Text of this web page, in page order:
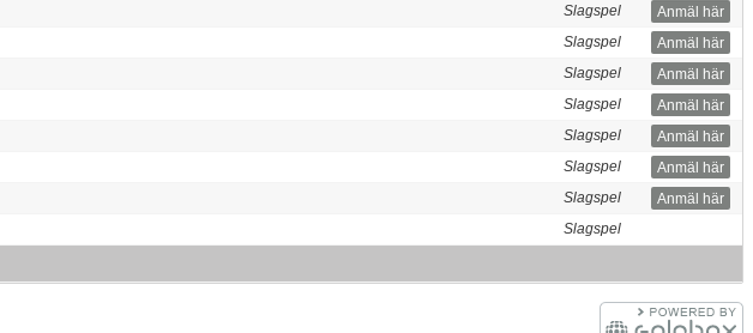
Anmäl här
Slagspel
Anmäl här
Slagspel
Anmäl här
Slagspel
Anmäl här
Slagspel
Anmäl här
Slagspel
Anmäl här
Slagspel
Anmäl här
Slagspel
Slagspel